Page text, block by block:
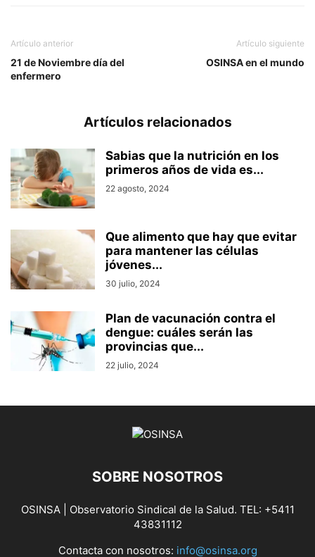
Artículo anterior
21 de Noviembre día del
enfermero
Artículo siguiente
OSINSA en el mundo
Artículos relacionados
Sabias que la nutrición en los
primeros años de vida es...
22 agosto, 2024
Que alimento que hay que evitar
para mantener las células
jóvenes...
30 julio, 2024
Plan de vacunación contra el
dengue: cuáles serán las
provincias que...
22 julio, 2024
SOBRE NOSOTROS
OSINSA | Observatorio Sindical de la Salud. TEL: +5411
43831112
Contacta con nosotros: info@osinsa.org